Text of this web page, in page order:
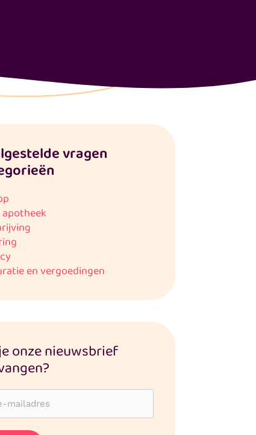
vragen
apotheek
en vergoedingen
onze nieuwsbrief